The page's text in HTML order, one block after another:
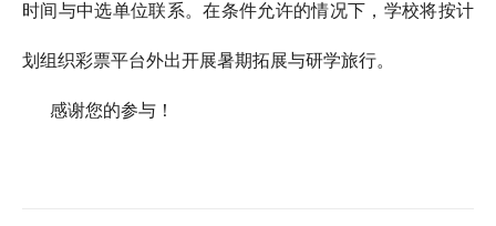
时间与中选单位联系。在条件允许的情况下，学校将按计
划组织彩票平台外出开展暑期拓展与研学旅行。
感谢您的参与！